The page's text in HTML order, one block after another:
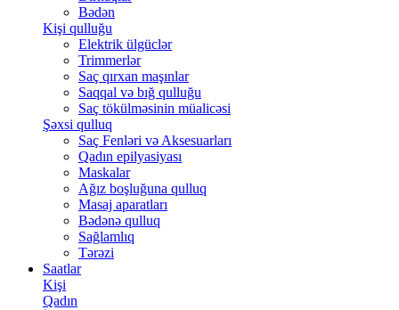
Bədən
Kişi qulluğu
Elektrik ülgüclər
Trimmerlər
Saç qırxan maşınlar
Saqqal və bığ qulluğu
Saç tökülməsinin müalicəsi
Şəxsi qulluq
Saç Fenləri və Aksesuarları
Qadın epilyasiyası
Maskalar
Ağız boşluğuna qulluq
Masaj aparatları
Bədənə qulluq
Sağlamlıq
Tərəzi
Saatlar
Kişi
Qadın